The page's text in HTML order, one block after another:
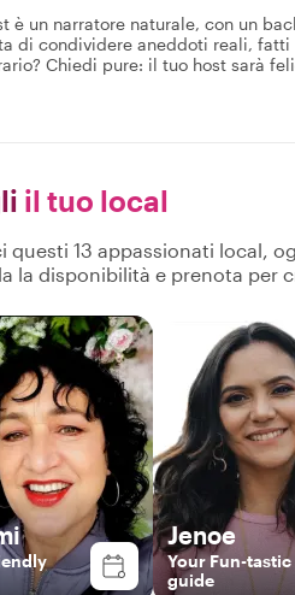
è un narratore naturale, con un
di condividere aneddoti reali,
Chiedi pure: il tuo host sarà
il tuo local
questi 13 appassionati local,
la disponibilità e prenota per
Jenoe
Your Fun-tastic
guide